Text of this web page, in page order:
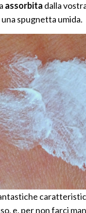
assorbita dalla
spugnetta umida.
e, per non farci